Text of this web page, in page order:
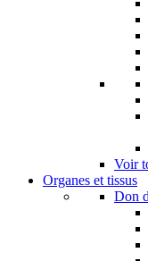
Voir
Organes et tissus
Don